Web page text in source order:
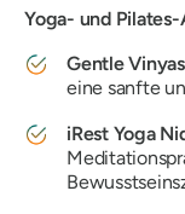
Yoga- und
Gentle
eine sanfte
iRest Yoga